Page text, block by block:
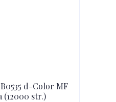
d-Color MF
(12000 str.)